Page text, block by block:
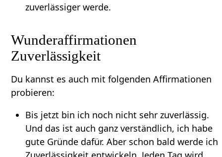
zuverlässiger werde.
Wunderaffirmationen
Zuverlässigkeit
Du kannst es auch mit folgenden Affirmationen
probieren:
Bis jetzt bin ich noch nicht sehr zuverlässig.
Und das ist auch ganz verständlich, ich habe
gute Gründe dafür. Aber schon bald werde ich